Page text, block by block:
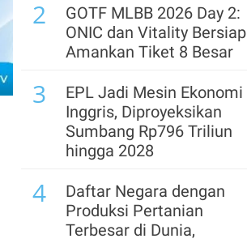
7
Uni Eropa akan Salurkan
US$1,6 Miliar dari Aset
untuk Ukraina
CERI Pertanyakan Surat
Rahasia ESDM, Kepala
SKK Migas Akan Diganti?
9
Menakar Prospek Saham
Konglomerat Usai Rilis
2
GOTF MLBB 2026 Day 2:
ONIC dan Vitality Bersiap
Amankan Tiket 8 Besar
3
EPL Jadi Mesin Ekonomi
Inggris, Diproyeksikan
Sumbang Rp796 Triliun
hingga 2028
4
Daftar Negara dengan
Produksi Pertanian
Terbesar di Dunia,